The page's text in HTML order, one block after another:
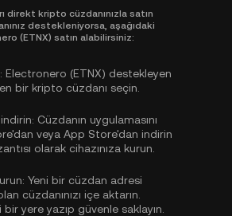
direkt kripto cüzdanınızla satın
destekleniyorsa, aşağıdaki
(ETNX) satın alabilirsiniz:
Electronero (ETNX) destekleyen
bir kripto cüzdanı seçin.
Cüzdanın uygulamasını
veya App Store'dan indirin
olarak cihazınıza kurun.
Yeni bir cüzdan adresi
cüzdanınızı içe aktarın.
yere yazıp güvenle saklayın.